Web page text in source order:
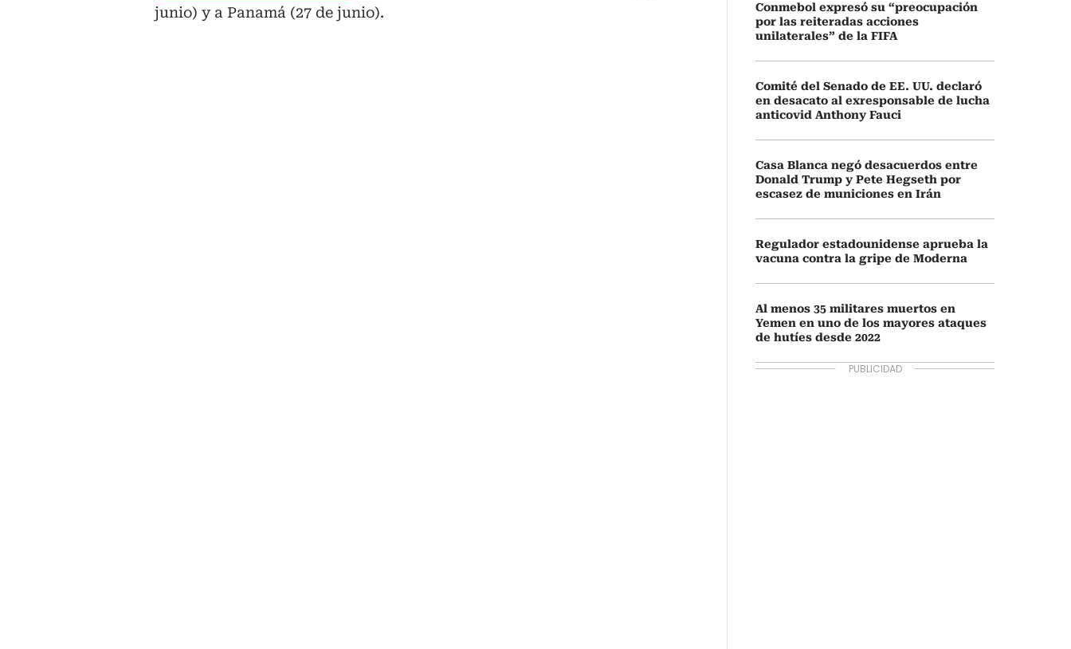
junio) y a Panamá (27 de junio).
Conmebol expresó su “preocupación
por las reiteradas acciones
unilaterales” de la FIFA
Comité del Senado de EE. UU. declaró
en desacato al exresponsable de lucha
anticovid Anthony Fauci
Casa Blanca negó desacuerdos entre
Donald Trump y Pete Hegseth por
escasez de municiones en Irán
Regulador estadounidense aprueba la
vacuna contra la gripe de Moderna
Al menos 35 militares muertos en
Yemen en uno de los mayores ataques
de hutíes desde 2022